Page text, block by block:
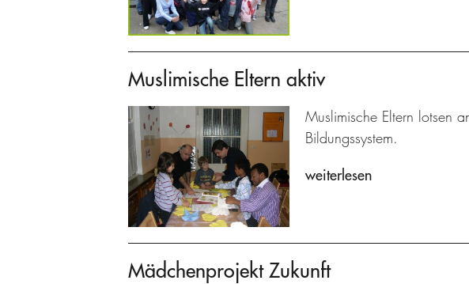
Muslimische Eltern aktiv
Muslimische Eltern lotsen
Bildungssystem.
weiterlesen
Mädchenprojekt Zukunft